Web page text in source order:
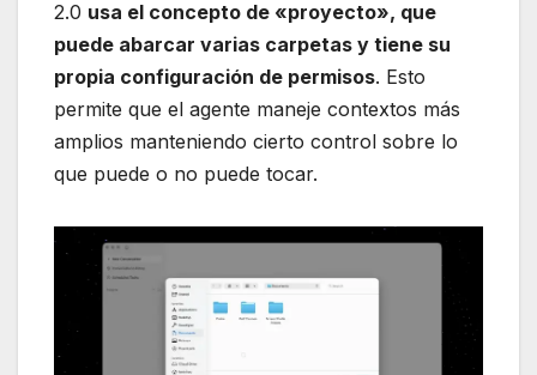
2.0 usa el concepto de «proyecto», que
puede abarcar varias carpetas y tiene su
propia configuración de permisos. Esto
permite que el agente maneje contextos más
amplios manteniendo cierto control sobre lo
que puede o no puede tocar.